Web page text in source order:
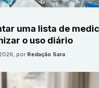
uma lista de
o uso diário
, por Redação Sara